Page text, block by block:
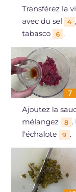
Transférez la
avec du sel
4
tabasco
6 .
Ajoutez la
mélangez
8 .
l'échalote
9 .